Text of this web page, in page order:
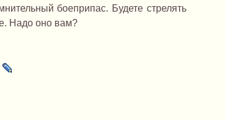
боеприпас. Будете стрелять
Надо оно вам?